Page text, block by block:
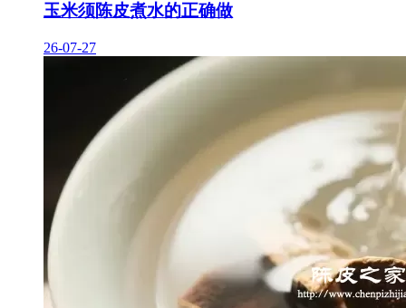
玉米须陈皮煮水的正确做
26-07-27